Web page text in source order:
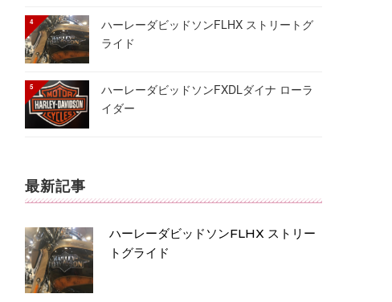
ハーレーダビッドソンFLHX ストリートグ
ライド
ハーレーダビッドソンFXDLダイナ ローラ
イダー
最新記事
ハーレーダビッドソンFLHX ストリー
トグライド